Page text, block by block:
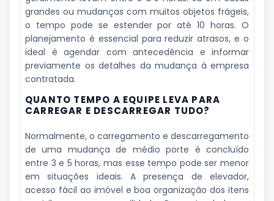
grandes ou mudanças com muitos objetos frágeis,
o tempo pode se estender por até 10 horas. O
planejamento é essencial para reduzir atrasos, e o
ideal é agendar com antecedência e informar
previamente os detalhes da mudança à empresa
contratada.
QUANTO TEMPO A EQUIPE LEVA PARA
CARREGAR E DESCARREGAR TUDO?
Normalmente, o carregamento e descarregamento
de uma mudança de médio porte é concluído
entre 3 e 5 horas, mas esse tempo pode ser menor
em situações ideais. A presença de elevador,
acesso fácil ao imóvel e boa organização dos itens